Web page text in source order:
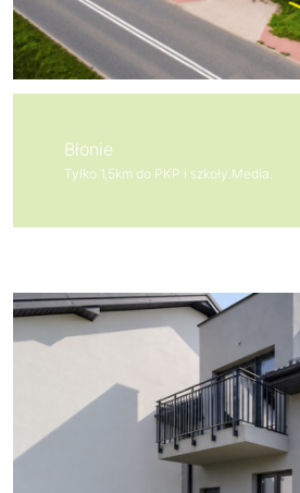
Błonie
Tylko 1,5km do PKP i szkoły.Media.